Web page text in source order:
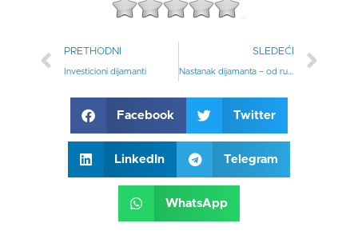
PRETHODNI
Investicioni dijamanti
SLEDEĆI
Facebook Twitter
LinkedIn Telegram
WhatsApp